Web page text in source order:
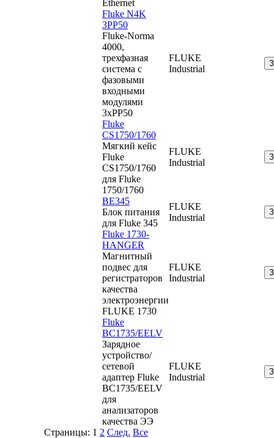
Ethernet
Fluke N4K
3PP50
Fluke-Norma
4000,
трехфазная
система с
фазовыми
входными
модулями
3xPP50
FLUKE
Industrial
Fluke
CS1750/1760
Мягкий кейс
Fluke
CS1750/1760
для Fluke
1750/1760
FLUKE
Industrial
BE345
Блок питания
для Fluke 345
FLUKE
Industrial
Fluke 1730-
HANGER
Магнитный
подвес для
регистраторов
качества
электроэнергии
FLUKE 1730
FLUKE
Industrial
Fluke
BC1735/EELV
Зарядное
устройство/
сетевой
адаптер Fluke
BC1735/EELV
для
анализаторов
качества ЭЭ
FLUKE
Industrial
Страницы: 1 2 След. Все